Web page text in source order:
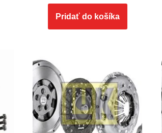
Pridať do košíka